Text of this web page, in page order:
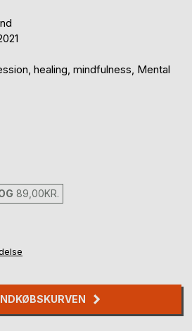
healing, mindfulness, Mental
89,00KR.